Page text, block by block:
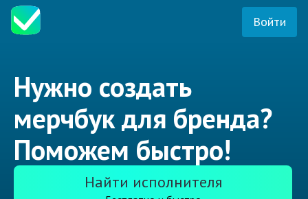
Войти
Нужно создать
мерчбук для бренда?
Поможем быстро!
Найти исполнителя